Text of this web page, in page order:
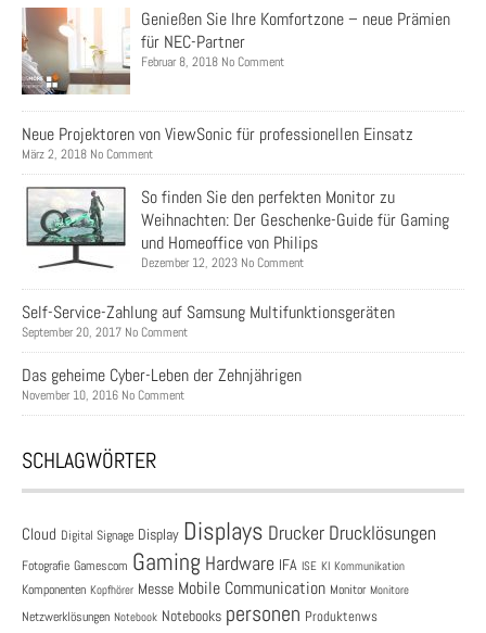
Genießen Sie Ihre Komfortzone – neue Prämien
für NEC-Partner
Februar 8, 2018 No Comment
Neue Projektoren von ViewSonic für professionellen Einsatz
März 2, 2018 No Comment
So finden Sie den perfekten Monitor zu
Weihnachten: Der Geschenke-Guide für Gaming
und Homeoffice von Philips
Dezember 12, 2023 No Comment
Self-Service-Zahlung auf Samsung Multifunktionsgeräten
September 20, 2017 No Comment
Das geheime Cyber-Leben der Zehnjährigen
November 10, 2016 No Comment
SCHLAGWÖRTER
Cloud Digital Signage Display Displays Drucker Drucklösungen
Fotografie Gamescom Gaming Hardware IFA ISE KI Kommunikation
Komponenten Kopfhörer Messe Mobile Communication Monitor Monitore
Netzwerklösungen Notebook Notebooks personen Produktenws